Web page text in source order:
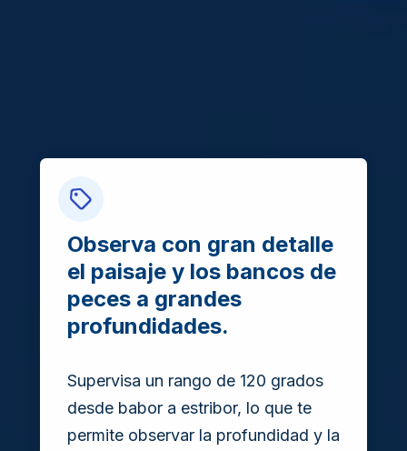
Observa con gran detalle
el paisaje y los bancos de
peces a grandes
profundidades.
Supervisa un rango de 120 grados
desde babor a estribor, lo que te
permite observar la profundidad y la